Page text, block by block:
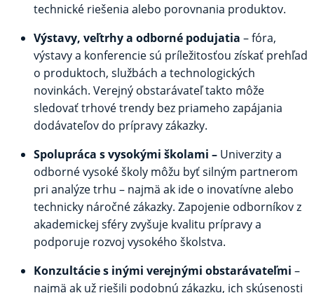
technické riešenia alebo porovnania produktov.
Výstavy, veľtrhy a odborné podujatia – fóra,
výstavy a konferencie sú príležitosťou získať prehľad
o produktoch, službách a technologických
novinkách. Verejný obstarávateľ takto môže
sledovať trhové trendy bez priameho zapájania
dodávateľov do prípravy zákazky.
Spolupráca s vysokými školami – Univerzity a
odborné vysoké školy môžu byť silným partnerom
pri analýze trhu – najmä ak ide o inovatívne alebo
technicky náročné zákazky. Zapojenie odborníkov z
akademickej sféry zvyšuje kvalitu prípravy a
podporuje rozvoj vysokého školstva.
Konzultácie s inými verejnými obstarávateľmi –
najmä ak už riešili podobnú zákazku, ich skúsenosti